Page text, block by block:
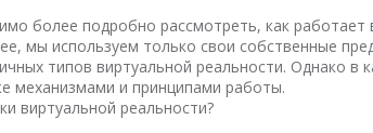
более подробно рассмотреть, как
мы используем только свои собственные
типов виртуальной реальности. Однако в
механизмами и принципами работы.
виртуальной реальности?